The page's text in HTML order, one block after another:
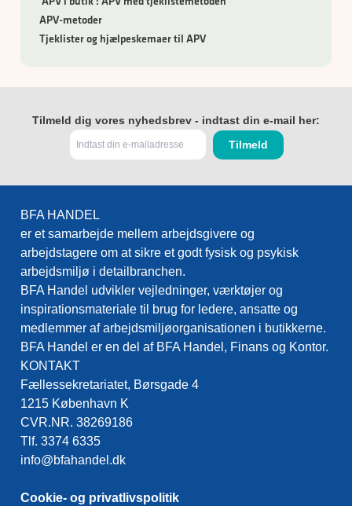
APV-metoder
Tjeklister og hjælpeskemaer til APV
Tilmeld dig vores nyhedsbrev - indtast din e-mail her:
BFA HANDEL
er et samarbejde mellem arbejdsgivere og
arbejdstagere om at sikre et godt fysisk og psykisk
arbejdsmiljø i detailbranchen.
BFA Handel udvikler vejledninger, værktøjer og
inspirationsmateriale til brug for ledere, ansatte og
medlemmer af arbejdsmiljøorganisationen i butikkerne.
BFA Handel er en del af BFA Handel, Finans og Kontor.
KONTAKT
Fællessekretariatet, Børsgade 4
1215 København K
CVR.NR. 38269186
Tlf. 3374 6335
info@bfahandel.dk
Cookie- og privatlivspolitik